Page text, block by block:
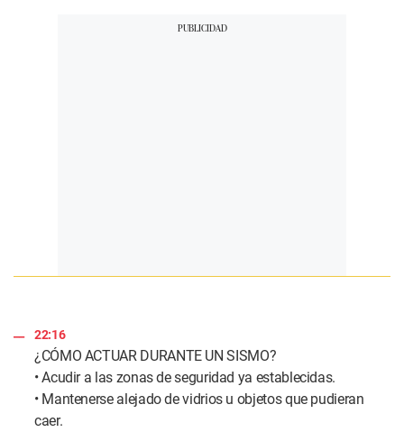
22:16
¿CÓMO ACTUAR DURANTE UN SISMO?
• Acudir a las zonas de seguridad ya establecidas.
• Mantenerse alejado de vidrios u objetos que pudieran
caer.